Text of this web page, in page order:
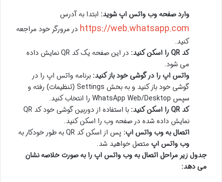
وارد صفحه وب واتس اپ شوید: ابتدا به آدرس
https://web.whatsapp.com در مرورگر خود مراجعه
کنید.
کد QR را اسکن کنید:
در این صفحه یک کد QR نمایش داده
می شود.
واتس اپ را در گوشی خود باز کنید: برنامه واتس اپ را در
گوشی خود باز کنید و به بخش Settings (تنظیمات) رفته و
سپس WhatsApp Web/Desktop را انتخاب کنید.
کد QR را اسکن کنید:
با استفاده از دوربین گوشی خود کد QR
نمایش داده شده در صفحه وب را اسکن کنید.
اتصال به وب واتس اپ: پس از اسکن کد QR به طور خودکار به
وب واتس اپ متصل خواهید شد.
جدول زیر مراحل اتصال به وب واتس اپ را به صورت خلاصه نشان
می دهد: